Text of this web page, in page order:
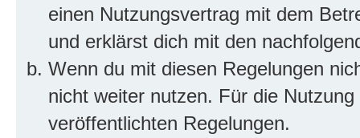
einen Nutzungsvertrag mit dem
und erklärst dich mit den
Wenn du mit diesen Regelungen
nicht weiter nutzen. Für die
veröffentlichten Regelungen.